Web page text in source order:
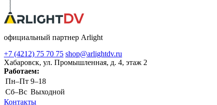
официальный партнер Arlight
+7 (4212) 75 70 75 shop@arlightdv.ru
Хабаровск, ул. Промышленная, д. 4, этаж 2
Работаем:
Пн–Пт 9–18
Cб–Вс Выходной
Контакты